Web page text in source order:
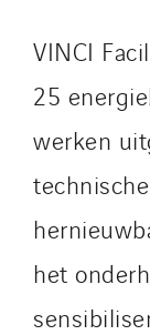
VINCI
25
werken
het